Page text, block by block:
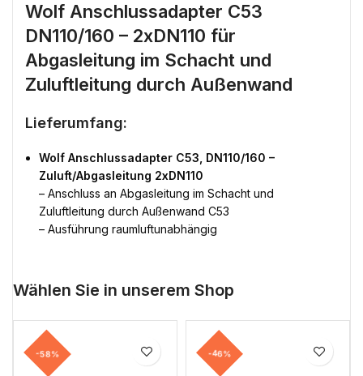
Wolf Anschlussadapter C53
DN110/160 – 2xDN110 für
Abgasleitung im Schacht und
Zuluftleitung durch Außenwand
Lieferumfang:
Wolf Anschlussadapter C53, DN110/160 –
Zuluft/Abgasleitung 2xDN110
– Anschluss an Abgasleitung im Schacht und
Zuluftleitung durch Außenwand C53
– Ausführung raumluftunabhängig
Wählen Sie in unserem Shop
-58% -46%